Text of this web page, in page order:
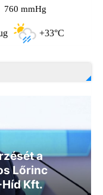
760 mmHg
+33°C
a
Lőrinc
Kft.